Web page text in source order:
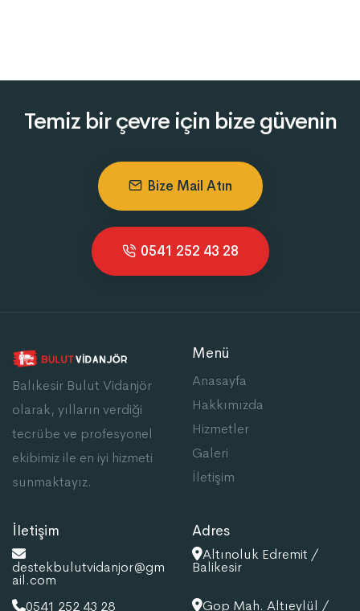
Temiz bir çevre için bize güvenin
Bize Mail Atın
0541 252 43 28
Balıkesir Bulut Vidanjör
olarak, yılların verdiği
tecrübe ve profesyonel
ekibimiz ile en iyi hizmeti
sunmaktayız.
Menü
Anasayfa
Hakkımızda
Hizmetler
Galeri
İletişim
İletişim
destekbulutvidanjor@gm
ail.com
0541 252 43 28
Adres
Altınoluk Edremit /
Balikesir
Gop Mah. Altıeylül /